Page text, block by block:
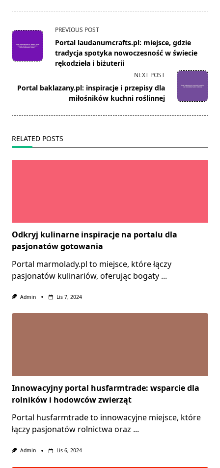
<span
class="nav-
subtitle
screen-
text">Page</span>
PREVIOUS POST
Portal laudanumcrafts.pl: miejsce, gdzie
tradycja spotyka nowoczesność w świecie
rękodzieła i biżuterii
NEXT POST
Portal baklazany.pl: inspiracje i przepisy dla
miłośników kuchni roślinnej
RELATED POSTS
Odkryj kulinarne inspiracje na portalu dla
pasjonatów gotowania
Portal marmolady.pl to miejsce, które łączy
pasjonatów kulinariów, oferując bogaty ...
Admin Lis 7, 2024
Innowacyjny portal husfarmtrade: wsparcie dla
rolników i hodowców zwierząt
Portal husfarmtrade to innowacyjne miejsce, które
łączy pasjonatów rolnictwa oraz ...
Admin Lis 6, 2024